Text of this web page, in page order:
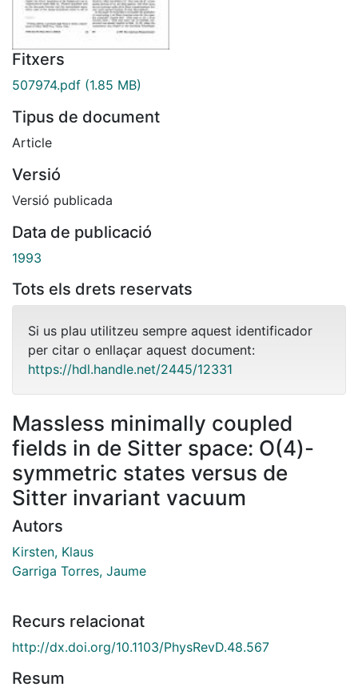
Fitxers
507974.pdf (1.85 MB)
Tipus de document
Article
Versió
Versió publicada
Data de publicació
1993
Tots els drets reservats
Si us plau utilitzeu sempre aquest identificador
per citar o enllaçar aquest document:
https://hdl.handle.net/2445/12331
Massless minimally coupled
fields in de Sitter space: O(4)-
symmetric states versus de
Sitter invariant vacuum
Autors
Kirsten, Klaus
Garriga Torres, Jaume
Recurs relacionat
http://dx.doi.org/10.1103/PhysRevD.48.567
Resum